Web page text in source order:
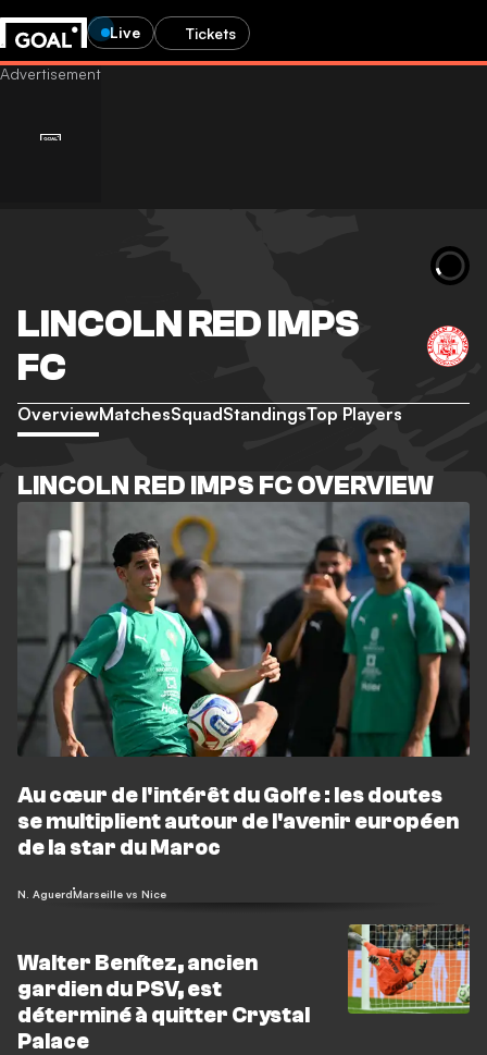
Live Tickets
LINCOLN RED IMPS
FC
OverviewMatchesSquadStandingsTop Players
LINCOLN RED IMPS FC OVERVIEW
Au cœur de l'intérêt du Golfe : les doutes
se multiplient autour de l'avenir européen
de la star du Maroc
N. AguerdMarseille vs Nice
Walter Benítez, ancien
gardien du PSV, est
déterminé à quitter Crystal
Palace